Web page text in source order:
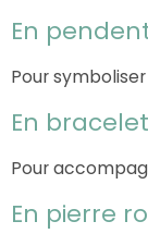
En
Pour
En bracelet
Pour
En pierre